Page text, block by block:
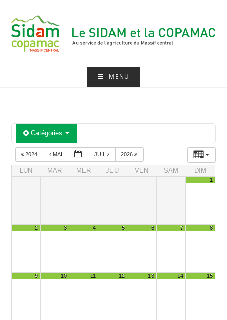
content
MENU
Catégories
2024 MAI JUIL 2026
LUN MAR MER JEU VEN SAM DIM
1
2 3 4 5 6 7 8
9 10 11 12 13 14 15